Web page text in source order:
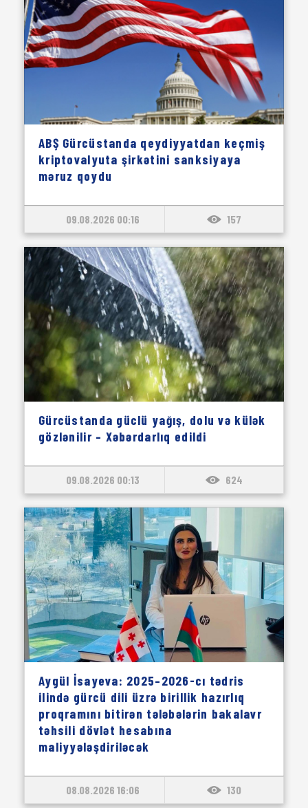
ABŞ Gürcüstanda qeydiyyatdan keçmiş
kriptovalyuta şirkətini sanksiyaya
məruz qoydu
09.08.2026 00:16 157
Gürcüstanda güclü yağış, dolu və külək
gözlənilir – Xəbərdarlıq edildi
09.08.2026 00:13 624
Aygül İsayeva: 2025–2026-cı tədris
ilində gürcü dili üzrə birillik hazırlıq
proqramını bitirən tələbələrin bakalavr
təhsili dövlət hesabına
maliyyələşdiriləcək
08.08.2026 16:06 130